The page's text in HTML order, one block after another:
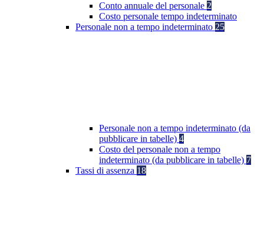
Conto annuale del personale 2
Costo personale tempo indeterminato
Personale non a tempo indeterminato 25
Personale non a tempo indeterminato (da
pubblicare in tabelle) 4
Costo del personale non a tempo
indeterminato (da pubblicare in tabelle) 7
Tassi di assenza 18